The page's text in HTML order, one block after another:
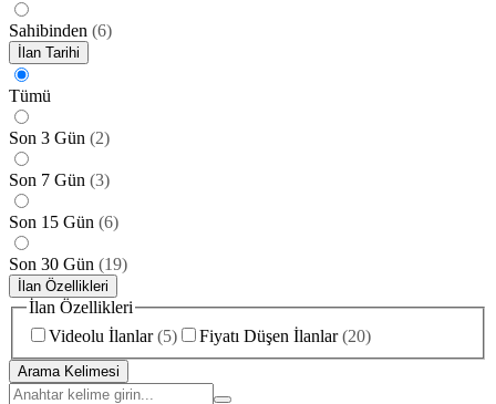
Sahibinden (6)
İlan Tarihi
Tümü
Son 3 Gün (2)
Son 7 Gün (3)
Son 15 Gün (6)
Son 30 Gün (19)
İlan Özellikleri
İlan Özellikleri
Videolu İlanlar (5) Fiyatı Düşen İlanlar (20)
Arama Kelimesi